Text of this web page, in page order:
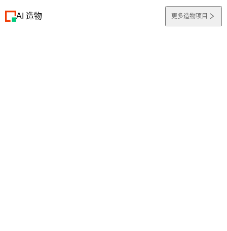
AI 造物 更多造物项目